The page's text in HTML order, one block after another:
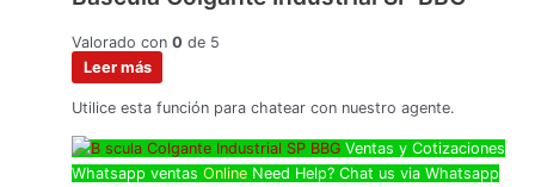
Valorado con 0 de 5
Leer más
Utilice esta función para chatear con nuestro agente.
Ventas y Cotizaciones
Whatsapp ventas Online Need Help? Chat us via Whatsapp